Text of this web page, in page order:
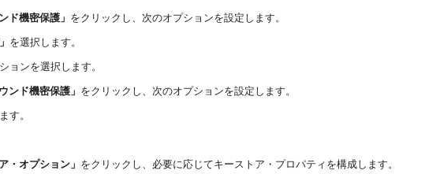
ド機密保護」 をクリックし、次のオプションを設定します。
を選択します。
ョンを選択します。
ンド機密保護」 をクリックし、次のオプションを設定します。
す。
・オプション」 をクリックし、必要に応じてキーストア・プロパティを構成します。